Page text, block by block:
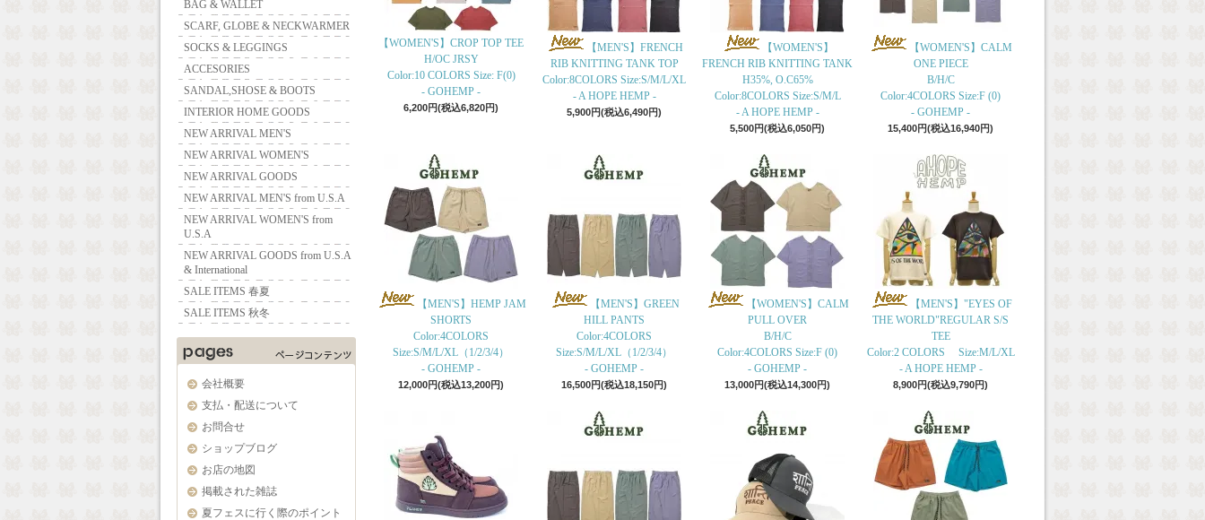
BAG & WALLET
SCARF, GLOBE & NECKWARMER
SOCKS & LEGGINGS
ACCESORIES
SANDAL,SHOSE & BOOTS
INTERIOR HOME GOODS
NEW ARRIVAL MEN'S
NEW ARRIVAL WOMEN'S
NEW ARRIVAL GOODS
NEW ARRIVAL MEN'S from U.S.A
NEW ARRIVAL WOMEN'S from
U.S.A
NEW ARRIVAL GOODS from U.S.A
& International
SALE ITEMS 春夏
SALE ITEMS 秋冬
会社概要
支払・配送について
お問合せ
ショップブログ
お店の地図
掲載された雑誌
夏フェスに行く際のポイント
【WOMEN'S】CROP TOP TEE
H/OC JRSY
Color:10 COLORS Size: F(0)
- GOHEMP -
6,200円(税込6,820円)
【MEN'S】FRENCH
RIB KNITTING TANK TOP
Color:8COLORS Size:S/M/L/XL
- A HOPE HEMP -
5,900円(税込6,490円)
【WOMEN'S】
FRENCH RIB KNITTING TANK
H35%, O.C65%
Color:8COLORS Size:S/M/L
- A HOPE HEMP -
5,500円(税込6,050円)
【WOMEN'S】CALM
ONE PIECE
B/H/C
Color:4COLORS Size:F (0)
- GOHEMP -
15,400円(税込16,940円)
【MEN'S】HEMP JAM
SHORTS
Color:4COLORS
Size:S/M/L/XL（1/2/3/4）
- GOHEMP -
12,000円(税込13,200円)
【MEN'S】GREEN
HILL PANTS
Color:4COLORS
Size:S/M/L/XL（1/2/3/4）
- GOHEMP -
16,500円(税込18,150円)
【WOMEN'S】CALM
PULL OVER
B/H/C
Color:4COLORS Size:F (0)
- GOHEMP -
13,000円(税込14,300円)
【MEN'S】"EYES OF
THE WORLD"REGULAR S/S
TEE
Color:2 COLORS Size:M/L/XL
- A HOPE HEMP -
8,900円(税込9,790円)